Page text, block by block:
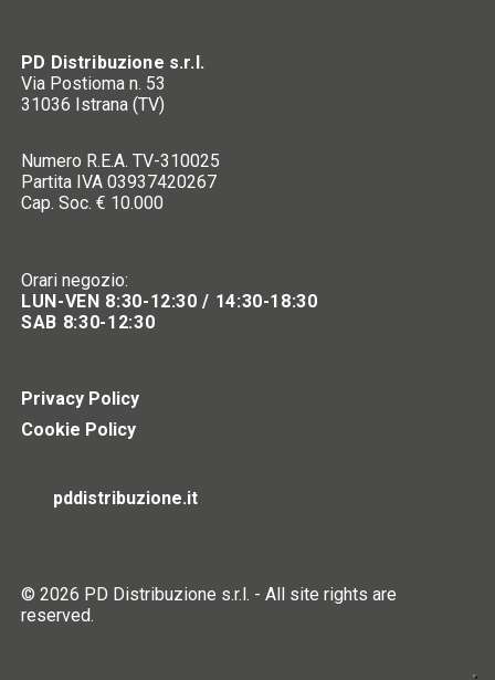
PD Distribuzione s.r.l.
Via Postioma n. 53
31036 Istrana (TV)
Numero R.E.A. TV-310025
Partita IVA 03937420267
Cap. Soc. € 10.000
Orari negozio:
LUN-VEN 8:30-12:30 / 14:30-18:30
SAB 8:30-12:30
Privacy Policy
Cookie Policy
pddistribuzione.it
© 2026 PD Distribuzione s.r.l. - All site rights are
reserved.